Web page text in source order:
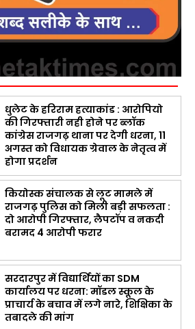
धुलेट के हरिराम हत्याकांड : आरोपियो
की गिरफ्तारी नही होने पर ब्लॉक
कांग्रेस राजगढ़ थाना पर देगी धरना, 11
अगस्त को विधायक ग्रेवाल के नेतृत्व में
होगा प्रदर्शन
कियोस्क संचालक से लूट मामले में
राजगढ़ पुलिस को मिली बड़ी सफलता :
दो आरोपी गिरफ्तार, लैपटॉप व नकदी
बरामद 4 आरोपी फरार
सरदारपुर में विद्यार्थियों का SDM
कार्यालय पर धरना: मॉडल स्कूल के
प्राचार्य के बचाव में लगे नारे, शिक्षिका के
तबादले की मांग